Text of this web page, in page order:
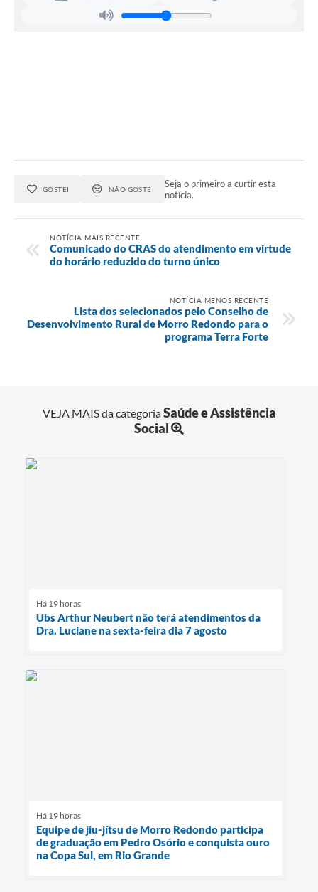
R.H
Telefones Úteis
GOSTEI NÃO GOSTEI
Seja o primeiro a curtir esta
notícia.
NOTÍCIA MAIS RECENTE
Comunicado do CRAS do atendimento em virtude
do horário reduzido do turno único
NOTÍCIA MENOS RECENTE
Lista dos selecionados pelo Conselho de
Desenvolvimento Rural de Morro Redondo para o
programa Terra Forte
VEJA MAIS da categoriaSaúde e Assistência
Social
Há 19 horas
Ubs Arthur Neubert não terá atendimentos da
Dra. Luciane na sexta-feira dia 7 agosto
Há 19 horas
Equipe de jiu-jítsu de Morro Redondo participa
de graduação em Pedro Osório e conquista ouro
na Copa Sul, em Rio Grande